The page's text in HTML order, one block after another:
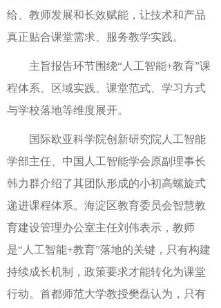
给、教师发展和长效赋能，让技术和产品
真正贴合课堂需求、服务教学实践。
主旨报告环节围绕“人工智能+教育”课
程体系、区域实践、课堂范式、学习方式
与学校落地等维度展开。
国际欧亚科学院创新研究院人工智能
学部主任、中国人工智能学会原副理事长
韩力群介绍了其团队形成的小初高螺旋式
递进课程体系。海淀区教育委员会智慧教
育建设管理办公室主任刘伟表示，教师
是“人工智能+教育”落地的关键，只有构建
持续成长机制，政策要求才能转化为课堂
行动。首都师范大学教授樊磊认为，只有